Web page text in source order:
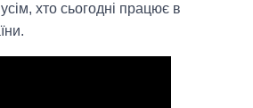
хто сьогодні працює в